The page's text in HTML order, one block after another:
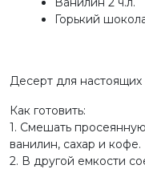
Горький
Десерт для
Как готовить:
1. Смешать
ванилин, сахар и кофе.
2. В другой емкости